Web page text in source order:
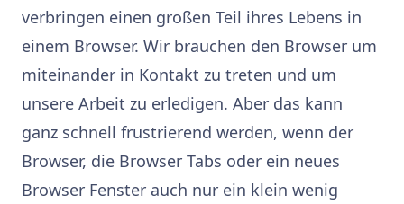
verbringen einen großen Teil ihres Lebens in
einem Browser. Wir brauchen den Browser um
miteinander in Kontakt zu treten und um
unsere Arbeit zu erledigen. Aber das kann
ganz schnell frustrierend werden, wenn der
Browser, die Browser Tabs oder ein neues
Browser Fenster auch nur ein klein wenig